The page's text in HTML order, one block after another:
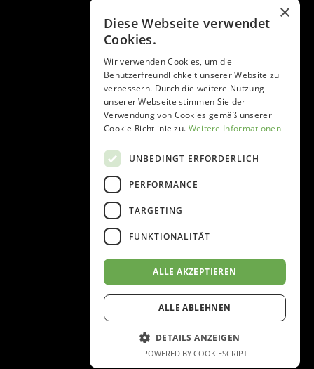
×
Diese Webseite verwendet
Cookies.
Wir verwenden Cookies, um die
Benutzerfreundlichkeit unserer Website zu
verbessern. Durch die weitere Nutzung
unserer Webseite stimmen Sie der
Verwendung von Cookies gemäß unserer
Cookie-Richtlinie zu. Weitere Informationen
UNBEDINGT ERFORDERLICH
PERFORMANCE
TARGETING
FUNKTIONALITÄT
ALLE AKZEPTIEREN
ALLE ABLEHNEN
DETAILS ANZEIGEN
POWERED BY COOKIESCRIPT